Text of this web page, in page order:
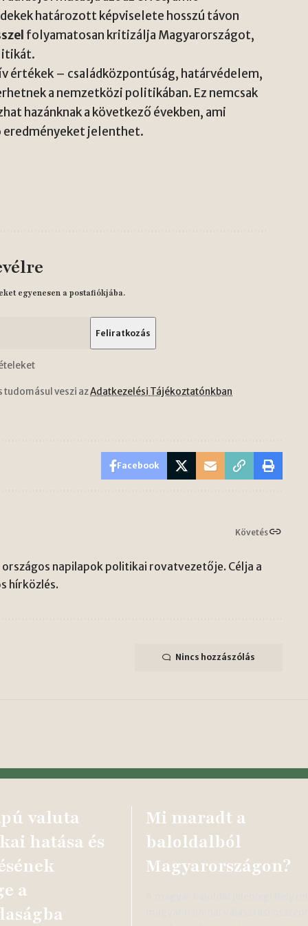
határozott képviselete hosszú távon
folyamatosan kritizálja Magyarországot,
értékek – családközpontúság, határvédelem,
a nemzetközi politikában. Ez nemcsak
hazánknak a következő években, ami
eredményeket jelenthet.
egyenesen a postafiókjába.
tudomásul veszi azAdatkezelési Tájékoztatónkban
Facebook
Követés
napilapok politikai rovatvezetője. Célja a
hírközlés.
Nincs hozzászólás
valuta
hatása és
a
Mi maradt a
baloldalból
Magyarországon?